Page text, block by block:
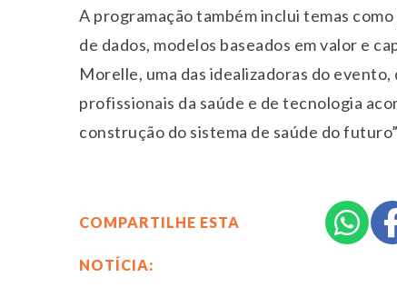
A programação também inclui temas
de dados, modelos baseados em valor e
Morelle, uma das idealizadoras do
profissionais da saúde e de tecnologia
construção do sistema de saúde do
COMPARTILHE ESTA
NOTÍCIA: